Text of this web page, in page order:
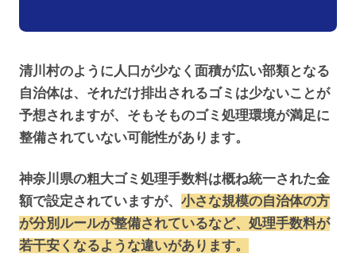
清川村のように人口が少なく面積が広い部類となる
自治体は、それだけ排出されるゴミは少ないことが
予想されますが、そもそものゴミ処理環境が満足に
整備されていない可能性があります。
神奈川県の粗大ゴミ処理手数料は概ね統一された金
額で設定されていますが、 小さな規模の自治体の方
が分別ルールが整備されているなど、処理手数料が
若干安くなるような違いがあります。